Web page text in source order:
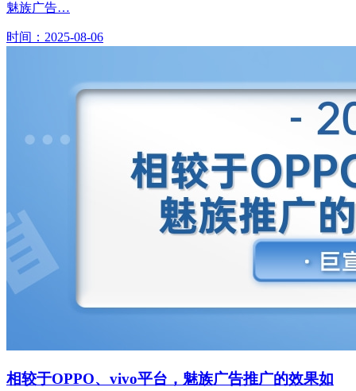
魅族广告…
时间：2025-08-06
相较于OPPO、vivo平台，魅族广告推广的效果如